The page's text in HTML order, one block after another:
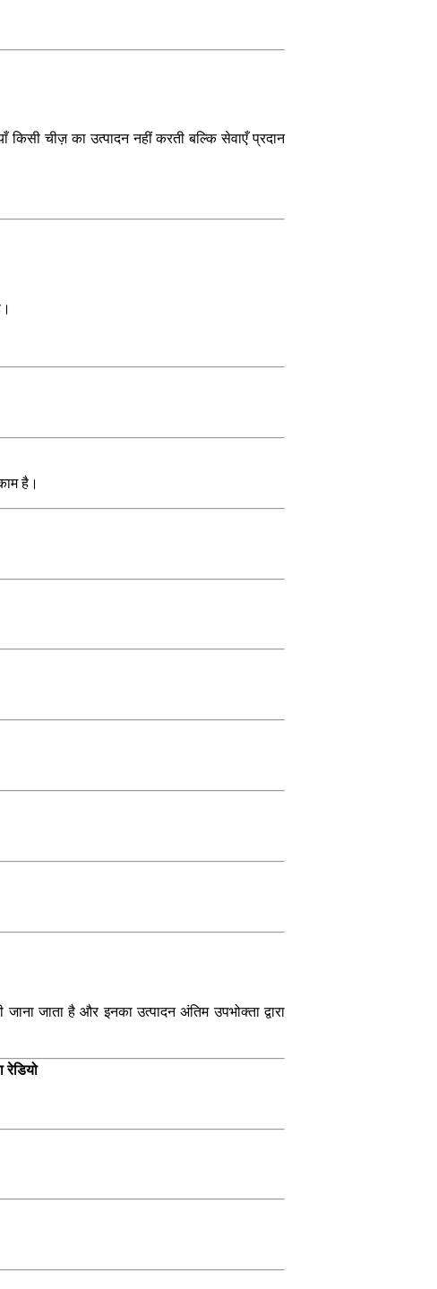
किसी चीज़ का उत्पादन नहीं करती बल्कि सेवाएँ प्रदान
है।
जाता है और इनका उत्पादन अंतिम उपभोक्ता द्वारा